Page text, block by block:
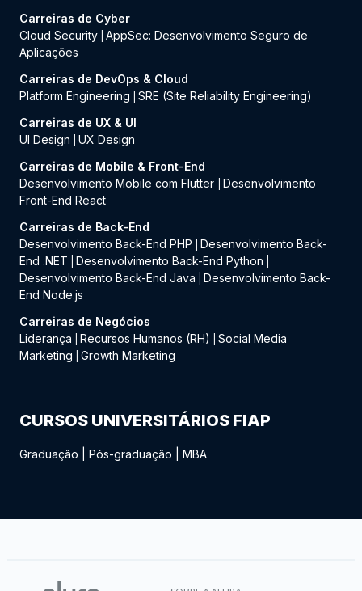
Carreiras de Cyber
Cloud Security AppSec: Desenvolvimento Seguro de
Aplicações
Carreiras de DevOps & Cloud
Platform Engineering
SRE (Site Reliability Engineering)
Carreiras de UX & UI
UI Design
UX Design
Carreiras de Mobile & Front-End
Desenvolvimento Mobile com Flutter
Desenvolvimento
Front-End React
Carreiras de Back-End
Desenvolvimento Back-End PHP
Desenvolvimento Back-
End .NET
Desenvolvimento Back-End Python
Desenvolvimento Back-End Java
Desenvolvimento Back-
End Node.js
Carreiras de Negócios
Liderança
Recursos Humanos (RH)
Social Media
Marketing
Growth Marketing
CURSOS UNIVERSITÁRIOS FIAP
Graduação Pós-graduação MBA